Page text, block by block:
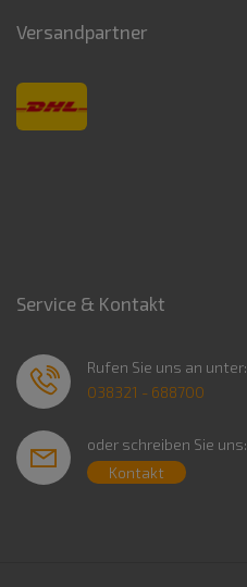
Versandpartner
Service & Kontakt
Rufen Sie uns an unter:
038321 - 688700
oder schreiben Sie uns:
Kontakt